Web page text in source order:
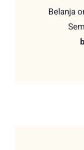
Belanja